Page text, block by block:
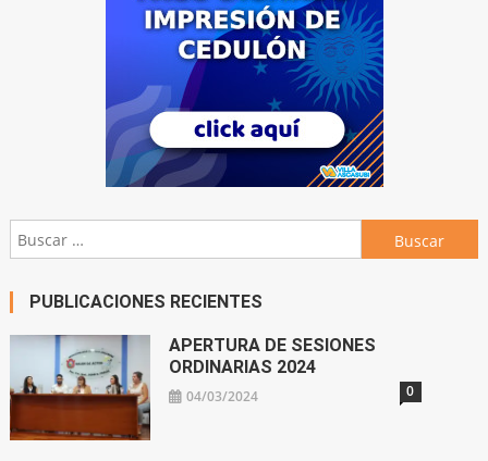
Buscar:
PUBLICACIONES RECIENTES
APERTURA DE SESIONES
ORDINARIAS 2024
04/03/2024 0